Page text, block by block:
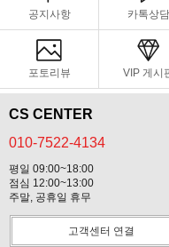
공지사항 카톡상담
포토리뷰 VIP 게시
CS CENTER
010-7522-4134
평일 09:00~18:00
점심 12:00~13:00
주말, 공휴일 휴무
고객센터 연결